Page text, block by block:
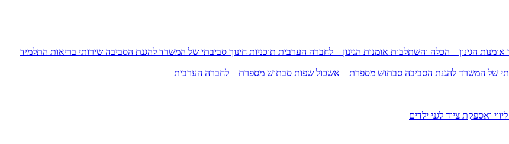
אומנות הגינון – הכלה והשתלבות אומנות הגינון – לחברה הערבית תוכניות חינוך סביבתי של המשרד להגנת הסביבה שירותי בריאות התלמיד
של המשרד להגנת הסביבה סבתוש מספרת – אשכול שפות סבתוש מספרת – לחברה הערבית
ליווי ואספקת ציוד לגני ילדים